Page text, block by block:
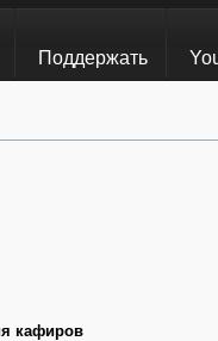
Поддержать
кафиров